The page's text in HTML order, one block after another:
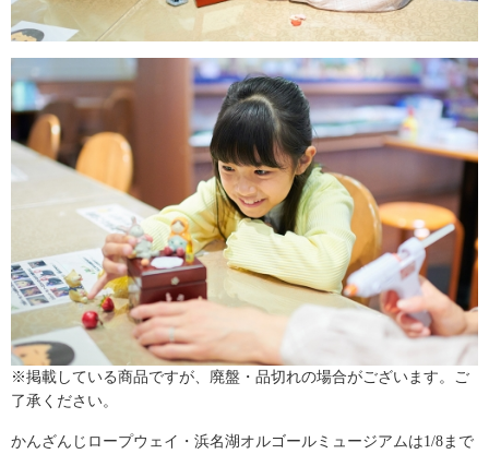
※掲載している商品ですが、廃盤・品切れの場合がございます。ご
了承ください。
かんざんじロープウェイ・浜名湖オルゴールミュージアムは1/8まで